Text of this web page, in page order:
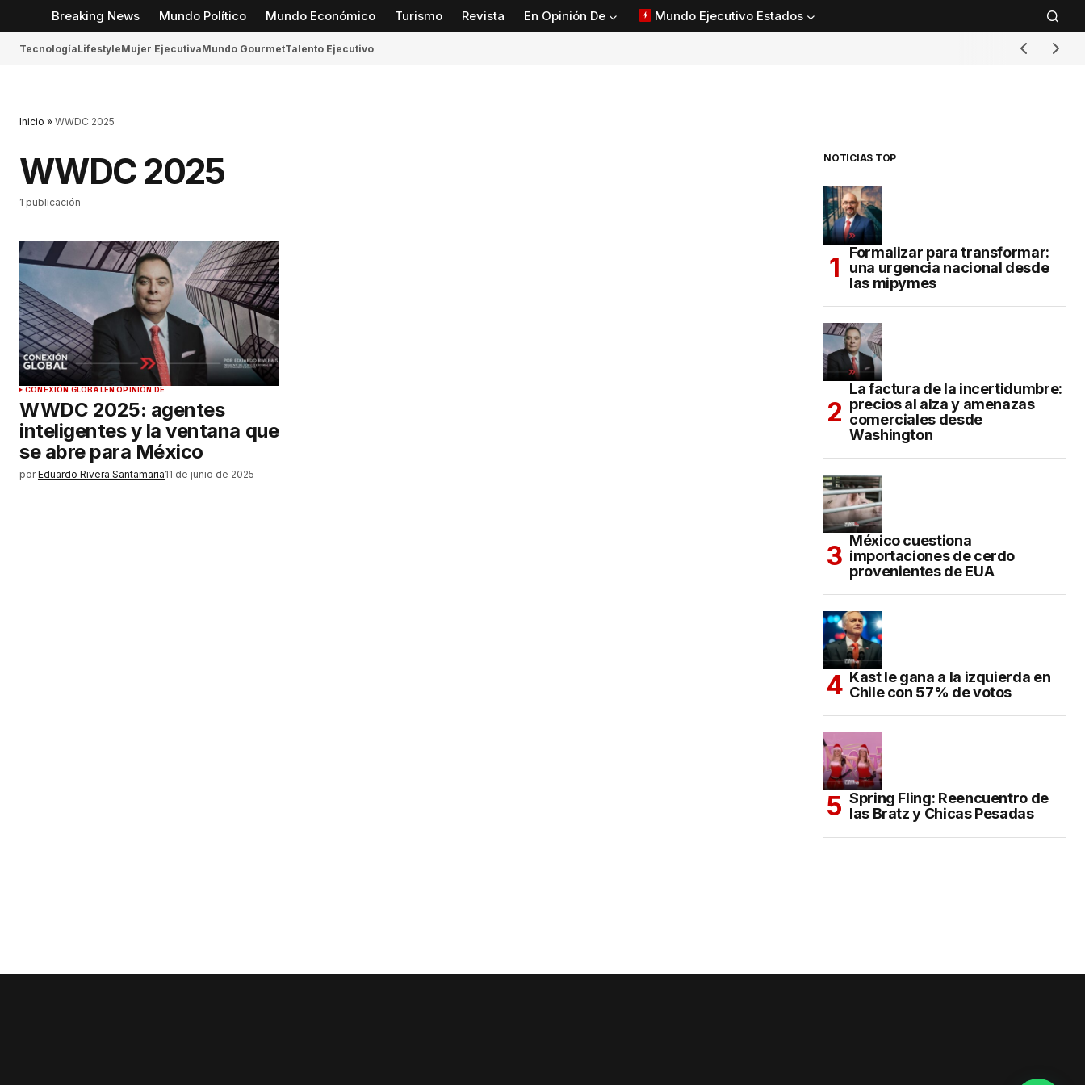
Breaking News Mundo Político Mundo Económico Turismo Revista En Opinión De Mundo Ejecutivo Estados
TecnologíaLifestyleMujer EjecutivaMundo GourmetTalento Ejecutivo
Inicio » WWDC 2025
WWDC 2025
1 publicación
CONEXIÓN GLOBALEN OPINIÓN DE
WWDC 2025: agentes
inteligentes y la ventana que
se abre para México
por Eduardo Rivera Santamaria11 de junio de 2025
NOTICIAS TOP
Formalizar para transformar:
una urgencia nacional desde
las mipymes
La factura de la incertidumbre:
precios al alza y amenazas
comerciales desde
Washington
México cuestiona
importaciones de cerdo
provenientes de EUA
Kast le gana a la izquierda en
Chile con 57% de votos
Spring Fling: Reencuentro de
las Bratz y Chicas Pesadas